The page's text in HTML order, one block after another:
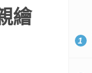
繪
1